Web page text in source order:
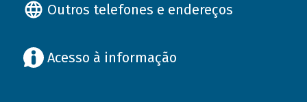
Outros telefones e endereços
Acesso à informação